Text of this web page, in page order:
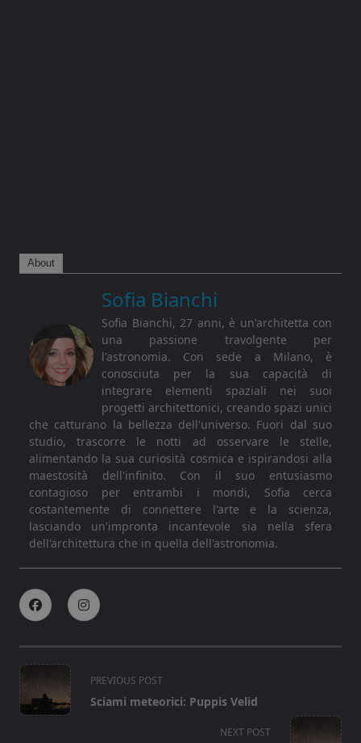
About
Sofia Bianchi
Sofia Bianchi, 27 anni, è un'architetta con
una passione travolgente per
l'astronomia. Con sede a Milano, è
conosciuta per la sua capacità di
integrare elementi spaziali nei suoi
progetti architettonici, creando spazi unici
che catturano la bellezza dell'universo. Fuori dal suo
studio, trascorre le notti ad osservare le stelle,
alimentando la sua curiosità cosmica e ispirandosi alla
maestosità dell'infinito. Con il suo entusiasmo
contagioso per entrambi i mondi, Sofia cerca
costantemente di connettere l'arte e la scienza,
lasciando un'impronta incantevole sia nella sfera
dell'architettura che in quella dell'astronomia.
<span
class="nav-
subtitle
PREVIOUS POST
Sciami meteorici: Puppis Velid
NEXT POST